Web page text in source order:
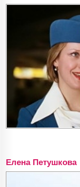
Елена Петушкова